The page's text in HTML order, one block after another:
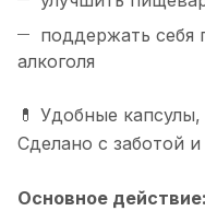
поддержать себя
алкоголя
💊 Удобные
Сделано с заботой
Основное действие: